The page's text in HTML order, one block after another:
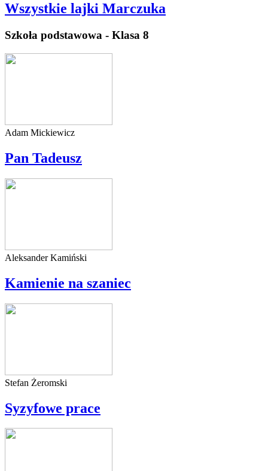
Wszystkie lajki Marczuka
Szkoła podstawowa - Klasa 8
Adam Mickiewicz
Pan Tadeusz
Aleksander Kamiński
Kamienie na szaniec
Stefan Żeromski
Syzyfowe prace